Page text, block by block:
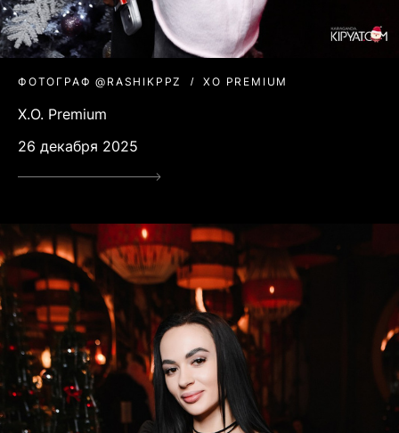
ФОТОГРАФ @RASHIKPPZ XO PREMIUM
X.O. Premium
26 декабря 2025